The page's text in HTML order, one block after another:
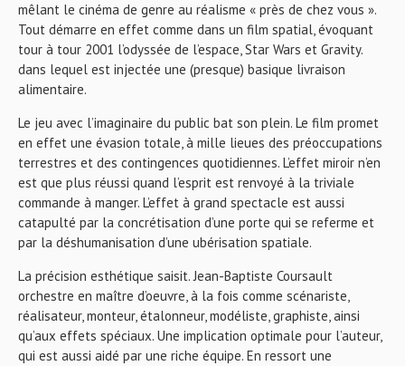
mêlant le cinéma de genre au réalisme « près de chez vous ».
Tout démarre en effet comme dans un film spatial, évoquant
tour à tour 2001 l’odyssée de l’espace, Star Wars et Gravity.
dans lequel est injectée une (presque) basique livraison
alimentaire.
Le jeu avec l’imaginaire du public bat son plein. Le film promet
en effet une évasion totale, à mille lieues des préoccupations
terrestres et des contingences quotidiennes. L’effet miroir n’en
est que plus réussi quand l’esprit est renvoyé à la triviale
commande à manger. L’effet à grand spectacle est aussi
catapulté par la concrétisation d’une porte qui se referme et
par la déshumanisation d’une ubérisation spatiale.
La précision esthétique saisit. Jean-Baptiste Coursault
orchestre en maître d’oeuvre, à la fois comme scénariste,
réalisateur, monteur, étalonneur, modéliste, graphiste, ainsi
qu’aux effets spéciaux. Une implication optimale pour l’auteur,
qui est aussi aidé par une riche équipe. En ressort une